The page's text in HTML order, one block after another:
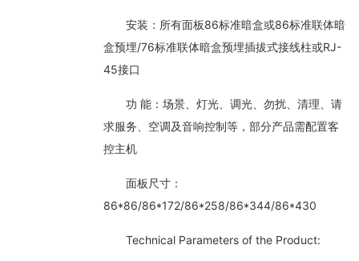
安装：所有面板86标准暗盒或86标准联体暗
盒预埋/76标准联体暗盒预埋插拔式接线柱或RJ-
45接口
功 能：场景、灯光、调光、勿扰、清理、请
求服务、空调及音响控制等，部分产品需配置客
控主机
面板尺寸：
86*86/86*172/86*258/86*344/86*430
Technical Parameters of the Product: